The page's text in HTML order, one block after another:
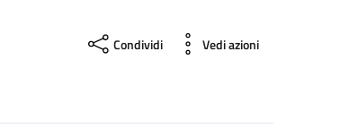
Condividi Vedi azioni